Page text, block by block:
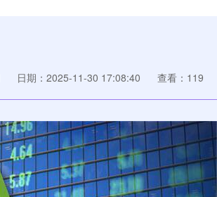
日期：2025-11-30 17:08:40 查看：119